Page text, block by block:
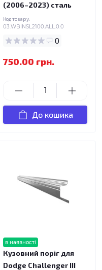
(2006–2023) сталь
Код товару:
03.WBINSL2100.ALL.0.0
0
750.00 грн.
До кошика
в наявності
Кузовний поріг для
Dodge Challenger III